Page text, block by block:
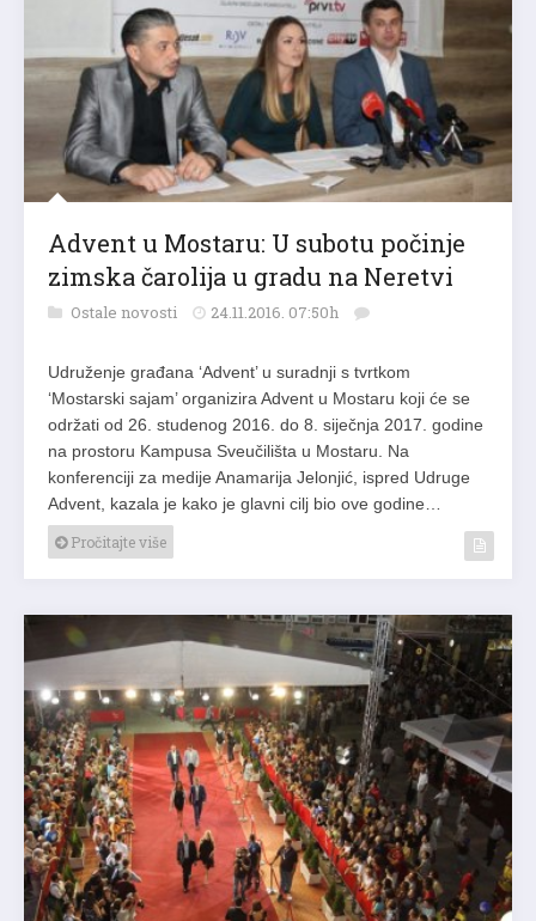
Advent u Mostaru: U subotu počinje
zimska čarolija u gradu na Neretvi
Ostale novosti 24.11.2016. 07:50h
Udruženje građana ‘Advent’ u suradnji s tvrtkom
‘Mostarski sajam’ organizira Advent u Mostaru koji će se
održati od 26. studenog 2016. do 8. siječnja 2017. godine
na prostoru Kampusa Sveučilišta u Mostaru. Na
konferenciji za medije Anamarija Jelonjić, ispred Udruge
Advent, kazala je kako je glavni cilj bio ove godine…
Pročitajte više